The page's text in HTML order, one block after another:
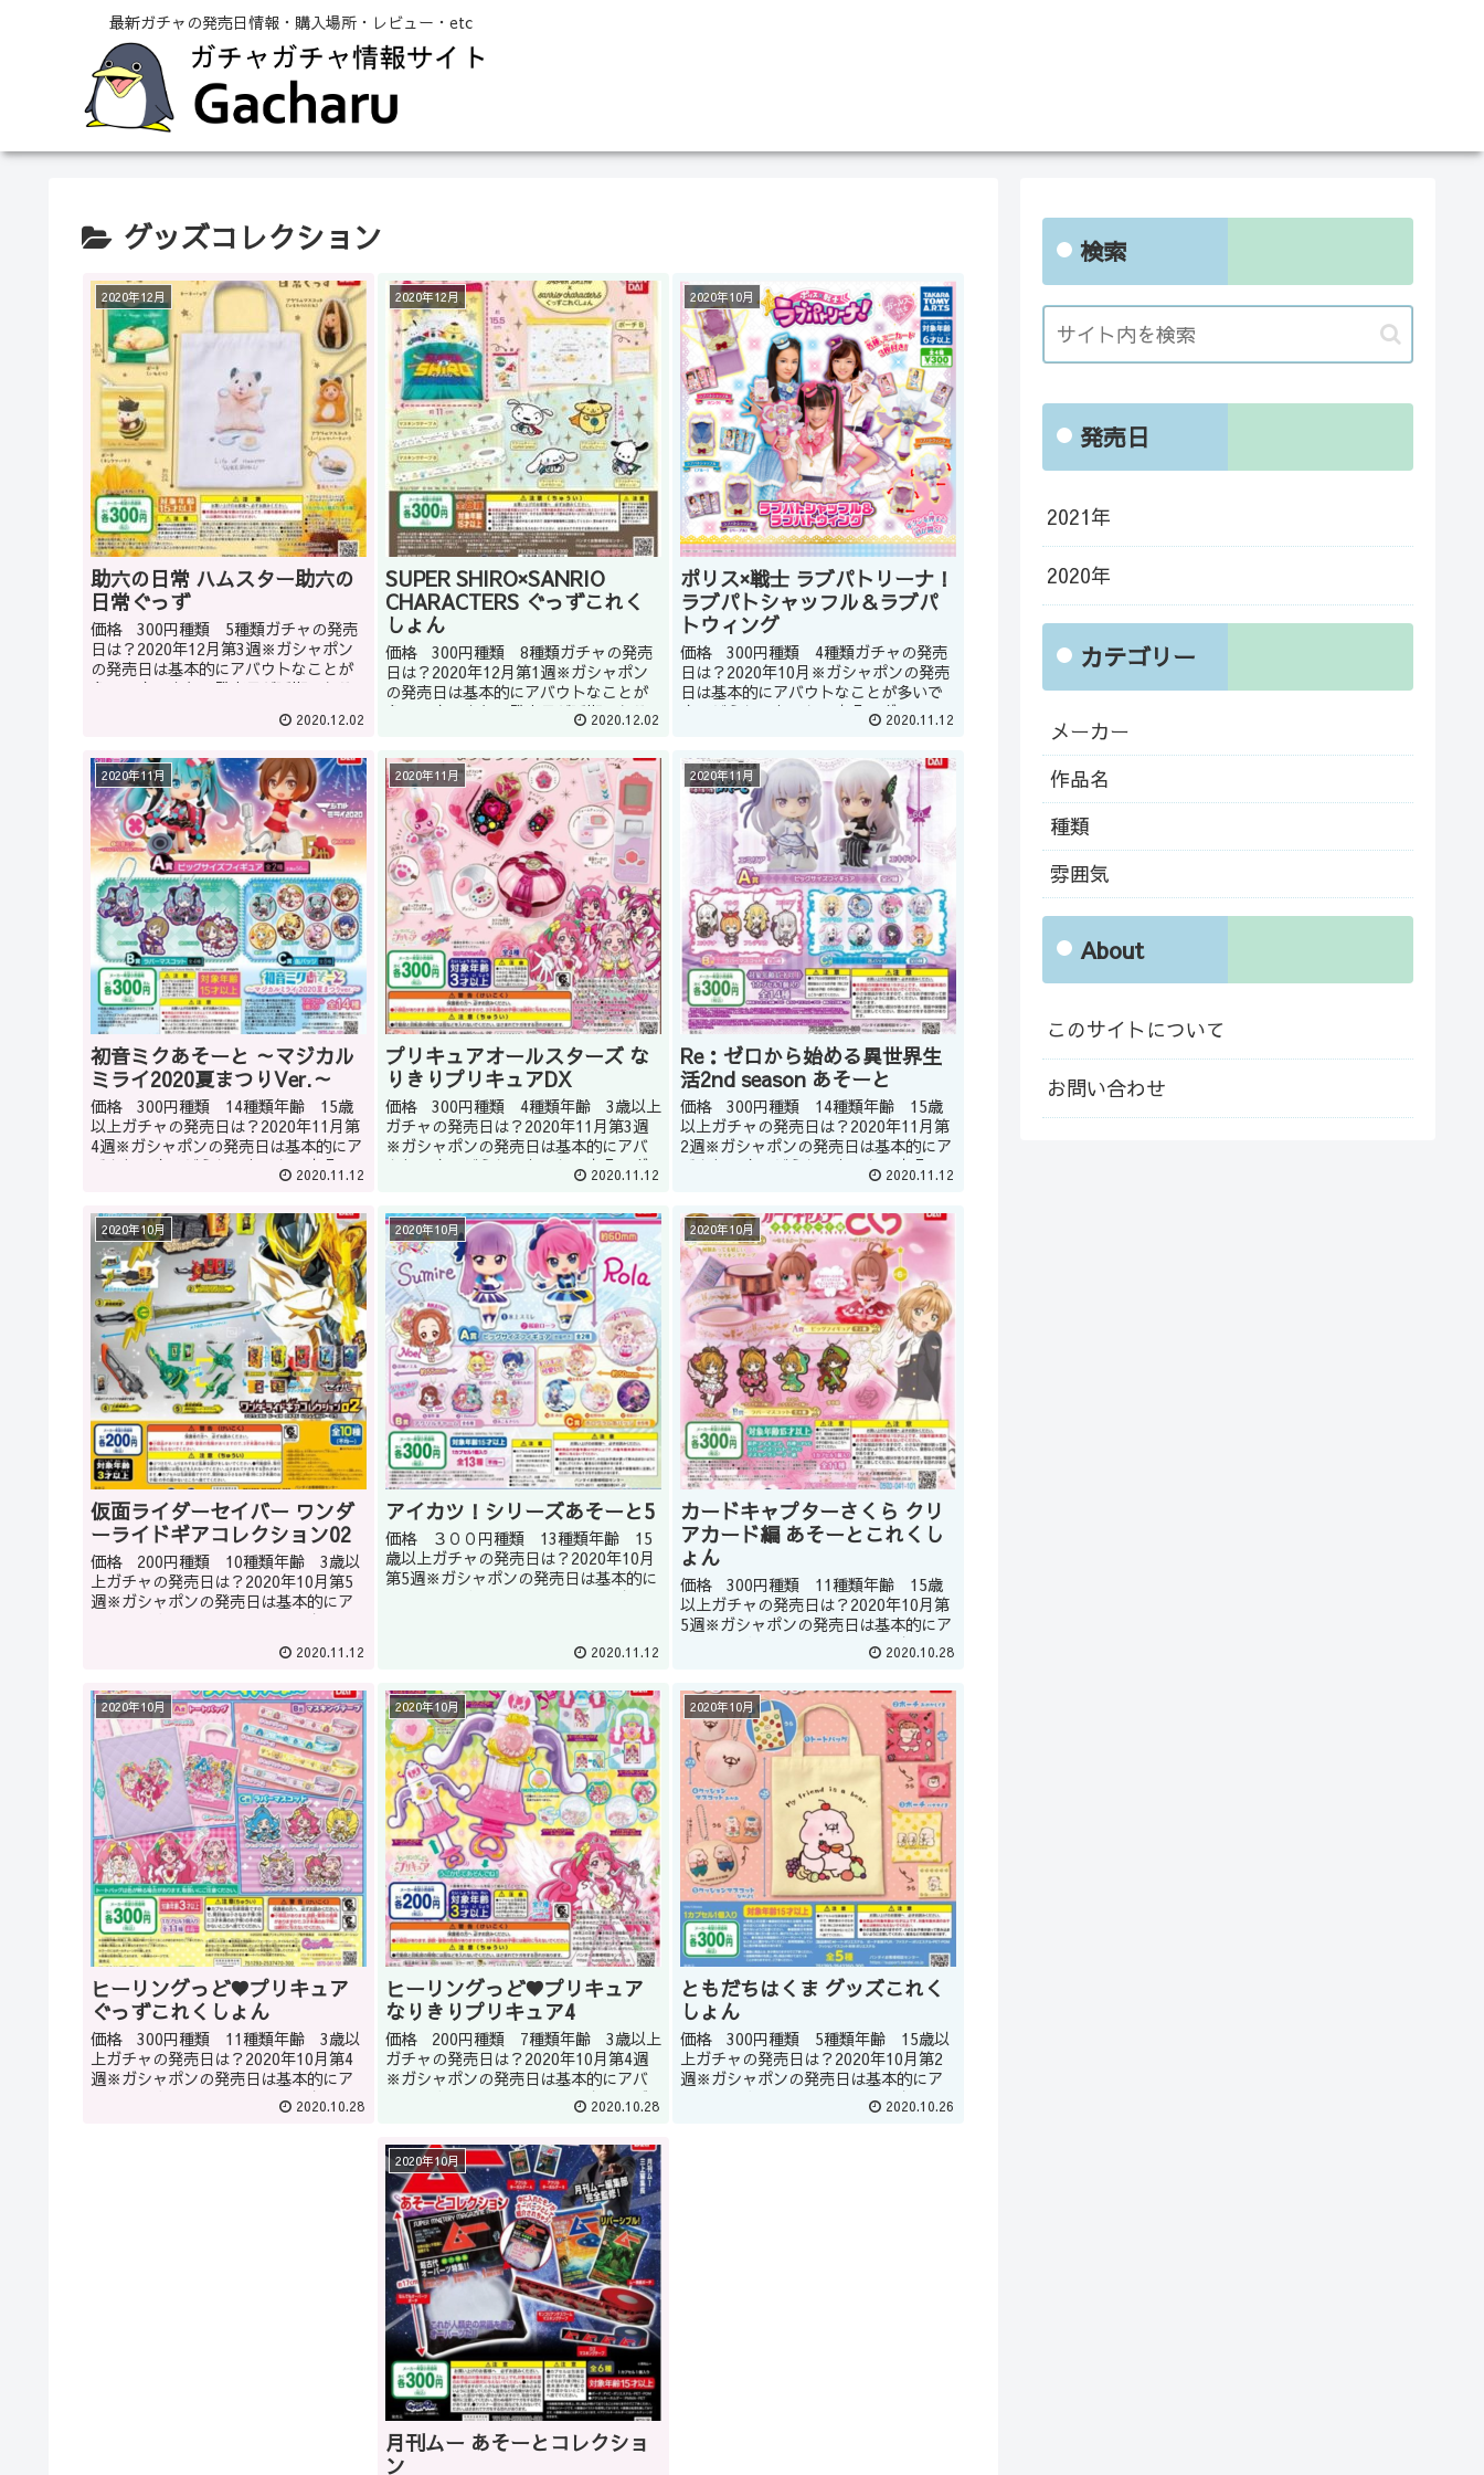
最新ガチャの発売日情報・購入場所・レビュー・etc
グッズコレクション
2020年12月
助六の日常 ハムスター助六の
日常ぐっず
価格 300円種類 5種類ガチャの発売
日は？2020年12月第3週※ガシャポン
の発売日は基本的にアバウトなことが
多いです。また、発売日が延期になる
こともあります。どうしてもほしい商
品はガシャショップの店員に聞くのも
2020.12.02
2020年12月
SUPER SHIRO×SANRIO
CHARACTERS ぐっずこれく
しょん
価格 300円種類 8種類ガチャの発売
日は？2020年12月第1週※ガシャポン
の発売日は基本的にアバウトなことが
多いです。また、発売日が延期になる
こともあります。どうしてもほしい商
いいかもしれません(教えて...
2020.12.02
2020年10月
ポリス×戦士 ラブパトリーナ！
ラブパトシャッフル＆ラブパ
トウィング
価格 300円種類 4種類ガチャの発売
日は？2020年10月※ガシャポンの発売
日は基本的にアバウトなことが多いで
す。どうしてもほしい商品はガシャシ
ョップの店員に聞くのもいいかもしれ
ります。)またツイッター...
2020.11.12
2020年11月
初音ミクあそーと ～マジカル
ミライ2020夏まつりVer.～
価格 300円種類 14種類年齢 15歳
以上ガチャの発売日は？2020年11月第
4週※ガシャポンの発売日は基本的にア
バウトです。どうしてもほしい商品は
ガシャショップの店員に聞くのもいい
ップによります。)ま...
2020.11.12
2020年11月
プリキュアオールスターズ な
りきりプリキュアDX
価格 300円種類 4種類年齢 3歳以上
ガチャの発売日は？2020年11月第3週
※ガシャポンの発売日は基本的にアバ
ウトです。どうしてもほしい商品はガ
シャショップの店員に聞くのもいいか
プによります。)またツ...
2020.11.12
2020年11月
Re：ゼロから始める異世界生
活2nd season あそーと
価格 300円種類 14種類年齢 15歳
以上ガチャの発売日は？2020年11月第
2週※ガシャポンの発売日は基本的にア
バウトです。どうしてもほしい商品は
ガシャショップの店員に聞くのもいい
ップによります。)ま...
2020.11.12
2020年10月
仮面ライダーセイバー ワンダ
ーライドギアコレクション02
価格 200円種類 10種類年齢 3歳以
上ガチャの発売日は？2020年10月第5
週※ガシャポンの発売日は基本的にア
バウトです。どうしてもほしい商品は
かもしれません(教えてくれるかはショ
2020.11.12
2020年10月
アイカツ！シリーズあそーと5
価格 ３００円種類 13種類年齢 15
歳以上ガチャの発売日は？2020年10月
第5週※ガシャポンの発売日は基本的に
アバウトです。どうしてもほしい商品
2020.11.12
2020年10月
カードキャプターさくら クリ
アカード編 あそーとこれくし
ょん
価格 300円種類 11種類年齢 15歳
以上ガチャの発売日は？2020年10月第
5週※ガシャポンの発売日は基本的にア
バウトです。どうしてもほしい商品は
ガシャショップの店員に聞くのもいい
ップによります。)ま...
2020.10.28
2020年10月
ヒーリングっど♥プリキュア
ぐっずこれくしょん
価格 300円種類 11種類年齢 3歳以
上ガチャの発売日は？2020年10月第4
週※ガシャポンの発売日は基本的にア
バウトです。どうしてもほしい商品は
ガシャショップの店員に聞くのもいい
2020.10.28
2020年10月
ヒーリングっど♥プリキュア
なりきりプリキュア4
価格 200円種類 7種類年齢 3歳以上
ガチャの発売日は？2020年10月第4週
※ガシャポンの発売日は基本的にアバ
ウトです。どうしてもほしい商品はガ
シャショップの店員に聞くのもいいか
プによります。)またツ...
2020.10.28
2020年10月
ともだちはくま グッズこれく
しょん
価格 300円種類 5種類年齢 15歳以
上ガチャの発売日は？2020年10月第2
週※ガシャポンの発売日は基本的にア
バウトです。どうしてもほしい商品は
ガシャショップの店員に聞くのもいい
2020.10.26
2020年10月
月刊ムー あそーとコレクショ
ン
検索
発売日
2021年
2020年
カテゴリー
メーカー
作品名
種類
雰囲気
About
このサイトについて
お問い合わせ